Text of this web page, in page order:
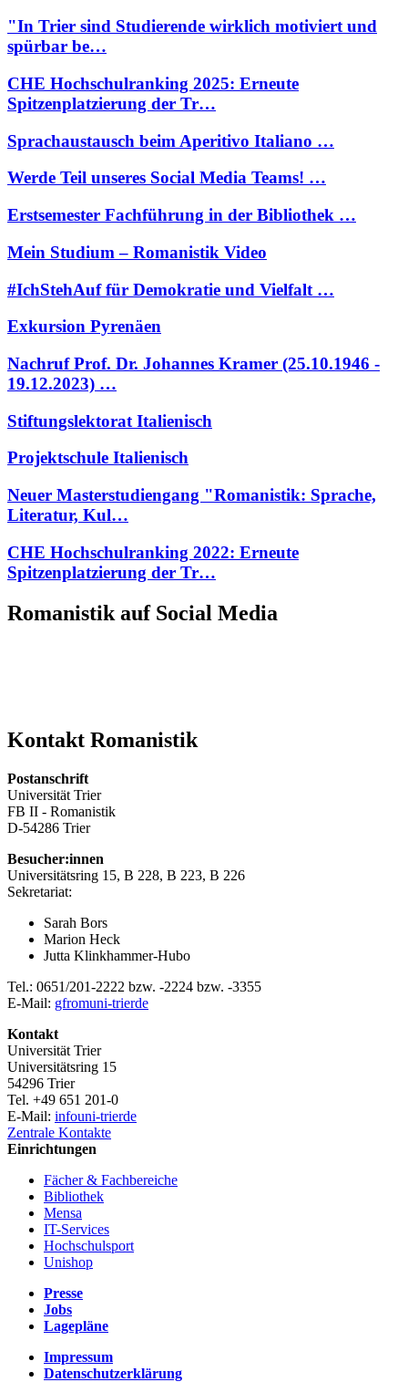
"In Trier sind Studierende wirklich motiviert und
spürbar be…
CHE Hochschulranking 2025: Erneute
Spitzenplatzierung der Tr…
Sprachaustausch beim Aperitivo Italiano …
Werde Teil unseres Social Media Teams! …
Erstsemester Fachführung in der Bibliothek …
Mein Studium – Romanistik Video
#IchStehAuf für Demokratie und Vielfalt …
Exkursion Pyrenäen
Nachruf Prof. Dr. Johannes Kramer (25.10.1946 -
19.12.2023) …
Stiftungslektorat Italienisch
Projektschule Italienisch
Neuer Masterstudiengang "Romanistik: Sprache,
Literatur, Kul…
CHE Hochschulranking 2022: Erneute
Spitzenplatzierung der Tr…
Romanistik auf Social Media
Kontakt Romanistik
Postanschrift
Universität Trier
FB II - Romanistik
D-54286 Trier
Besucher:innen
Universitätsring 15, B 228, B 223, B 226
Sekretariat:
Sarah Bors
Marion Heck
Jutta Klinkhammer-Hubo
Tel.: 0651/201-2222 bzw. -2224 bzw. -3355
E-Mail: gfromuni-trierde
Kontakt
Universität Trier
Universitätsring 15
54296 Trier
Tel. +49 651 201-0
E-Mail: infouni-trierde
Zentrale Kontakte
Einrichtungen
Fächer & Fachbereiche
Bibliothek
Mensa
IT-Services
Hochschulsport
Unishop
Presse
Jobs
Lagepläne
Impressum
Datenschutzerklärung